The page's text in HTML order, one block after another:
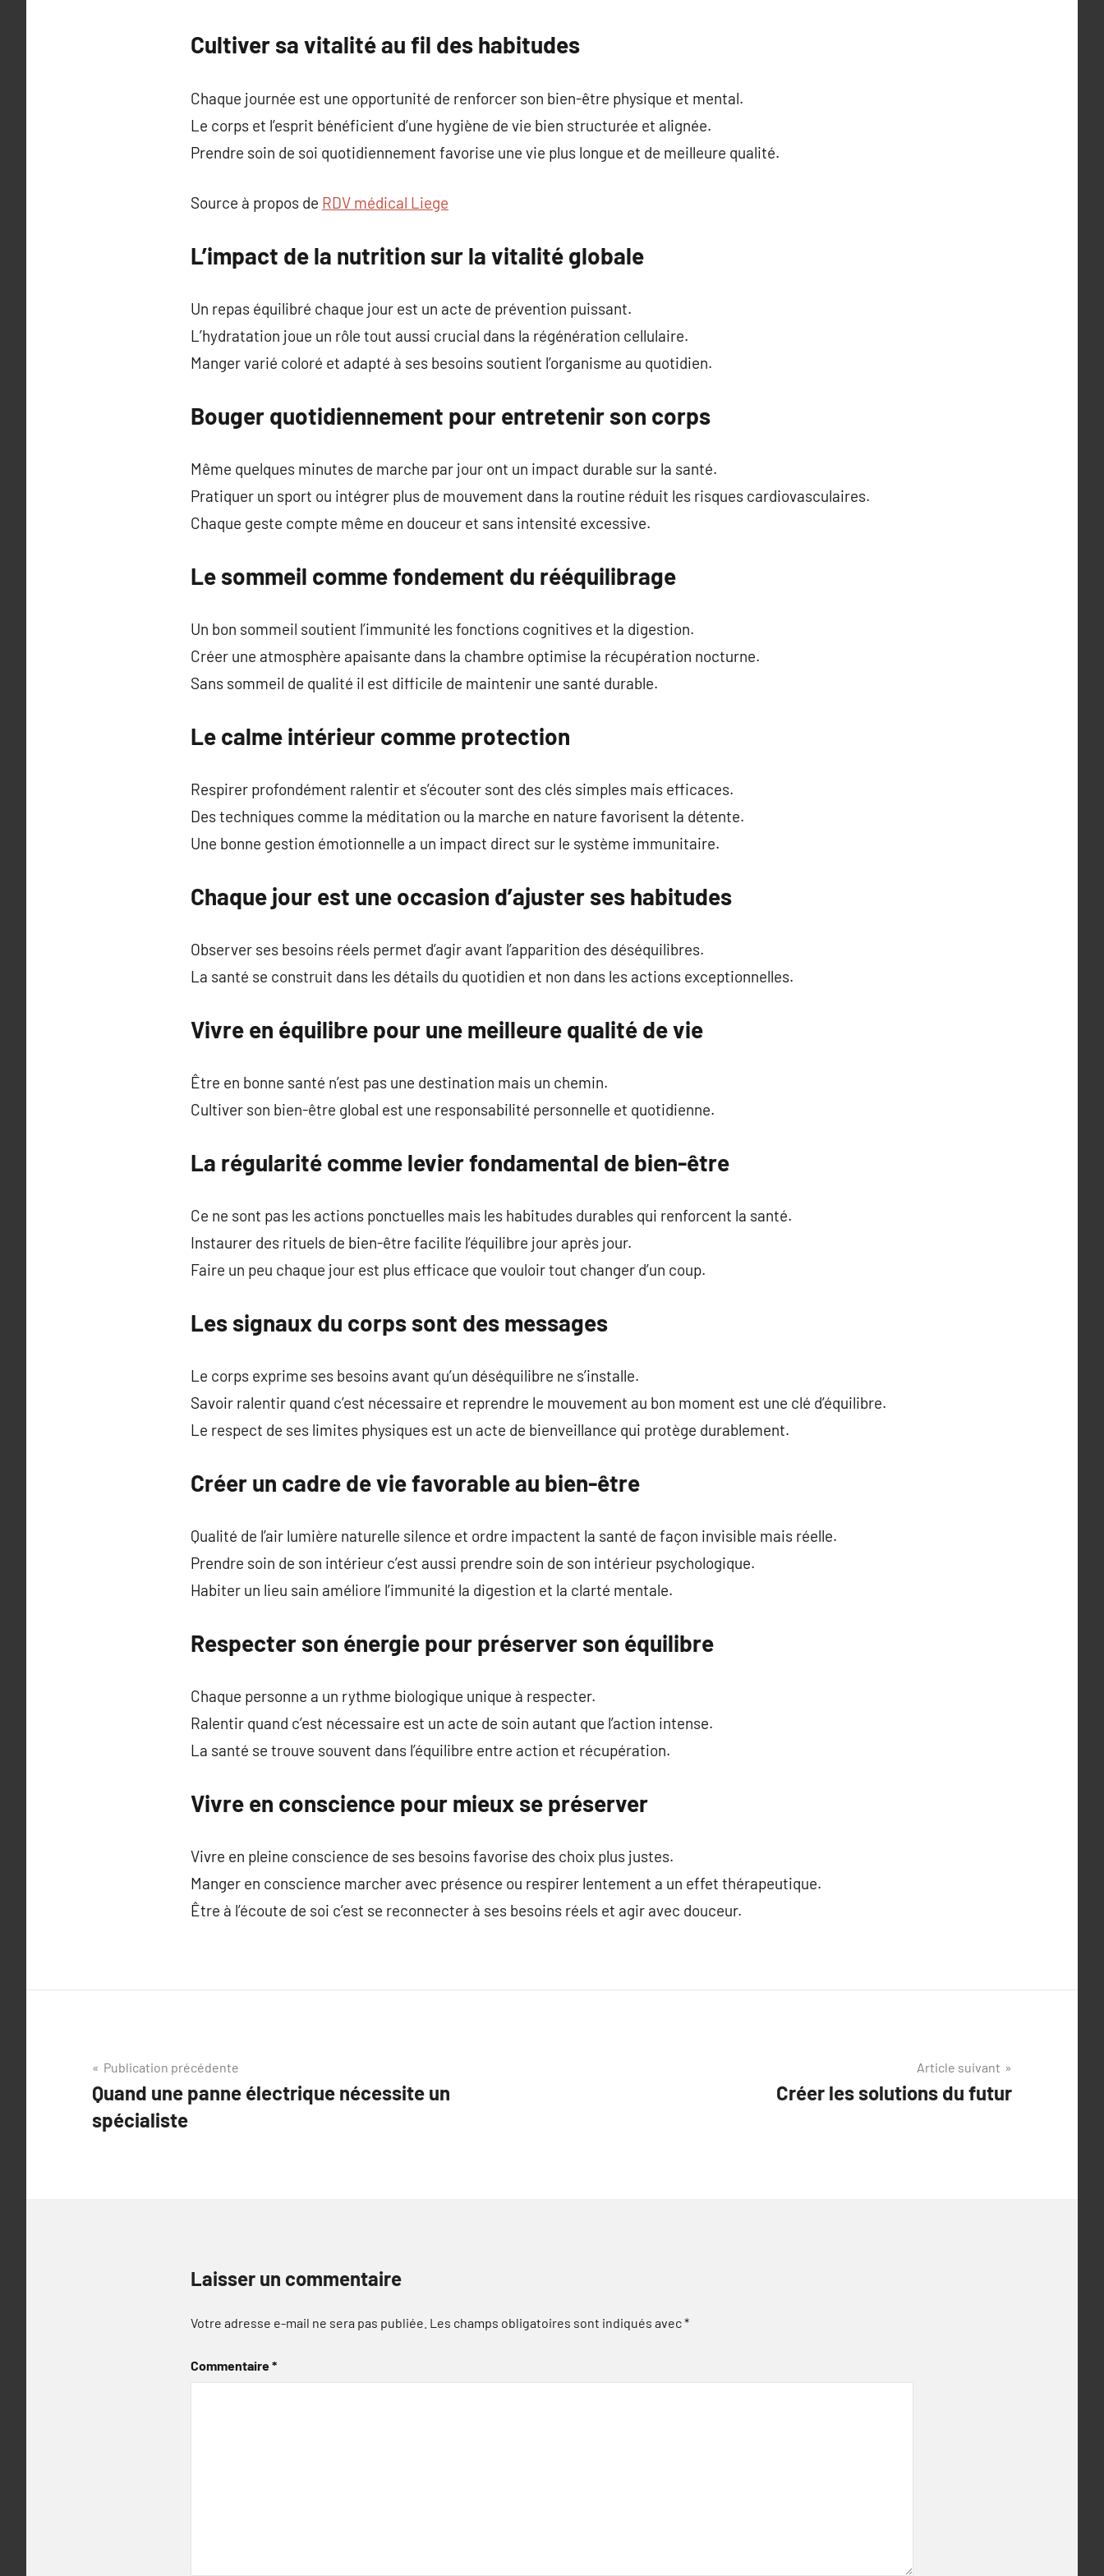
Cultiver sa vitalité au fil des habitudes
Chaque journée est une opportunité de renforcer son bien-être physique et mental.
Le corps et l’esprit bénéficient d’une hygiène de vie bien structurée et alignée.
Prendre soin de soi quotidiennement favorise une vie plus longue et de meilleure qualité.
Source à propos de RDV médical Liege
L’impact de la nutrition sur la vitalité globale
Un repas équilibré chaque jour est un acte de prévention puissant.
L’hydratation joue un rôle tout aussi crucial dans la régénération cellulaire.
Manger varié coloré et adapté à ses besoins soutient l’organisme au quotidien.
Bouger quotidiennement pour entretenir son corps
Même quelques minutes de marche par jour ont un impact durable sur la santé.
Pratiquer un sport ou intégrer plus de mouvement dans la routine réduit les risques cardiovasculaires.
Chaque geste compte même en douceur et sans intensité excessive.
Le sommeil comme fondement du rééquilibrage
Un bon sommeil soutient l’immunité les fonctions cognitives et la digestion.
Créer une atmosphère apaisante dans la chambre optimise la récupération nocturne.
Sans sommeil de qualité il est difficile de maintenir une santé durable.
Le calme intérieur comme protection
Respirer profondément ralentir et s’écouter sont des clés simples mais efficaces.
Des techniques comme la méditation ou la marche en nature favorisent la détente.
Une bonne gestion émotionnelle a un impact direct sur le système immunitaire.
Chaque jour est une occasion d’ajuster ses habitudes
Observer ses besoins réels permet d’agir avant l’apparition des déséquilibres.
La santé se construit dans les détails du quotidien et non dans les actions exceptionnelles.
Vivre en équilibre pour une meilleure qualité de vie
Être en bonne santé n’est pas une destination mais un chemin.
Cultiver son bien-être global est une responsabilité personnelle et quotidienne.
La régularité comme levier fondamental de bien-être
Ce ne sont pas les actions ponctuelles mais les habitudes durables qui renforcent la santé.
Instaurer des rituels de bien-être facilite l’équilibre jour après jour.
Faire un peu chaque jour est plus efficace que vouloir tout changer d’un coup.
Les signaux du corps sont des messages
Le corps exprime ses besoins avant qu’un déséquilibre ne s’installe.
Savoir ralentir quand c’est nécessaire et reprendre le mouvement au bon moment est une clé d’équilibre.
Le respect de ses limites physiques est un acte de bienveillance qui protège durablement.
Créer un cadre de vie favorable au bien-être
Qualité de l’air lumière naturelle silence et ordre impactent la santé de façon invisible mais réelle.
Prendre soin de son intérieur c’est aussi prendre soin de son intérieur psychologique.
Habiter un lieu sain améliore l’immunité la digestion et la clarté mentale.
Respecter son énergie pour préserver son équilibre
Chaque personne a un rythme biologique unique à respecter.
Ralentir quand c’est nécessaire est un acte de soin autant que l’action intense.
La santé se trouve souvent dans l’équilibre entre action et récupération.
Vivre en conscience pour mieux se préserver
Vivre en pleine conscience de ses besoins favorise des choix plus justes.
Manger en conscience marcher avec présence ou respirer lentement a un effet thérapeutique.
Être à l’écoute de soi c’est se reconnecter à ses besoins réels et agir avec douceur.
Navigation
de
l’article
Publication précédente
Quand une panne électrique nécessite un
spécialiste
Article suivant
Créer les solutions du futur
Laisser un commentaire
Votre adresse e-mail ne sera pas publiée. Les champs obligatoires sont indiqués avec*
Commentaire*